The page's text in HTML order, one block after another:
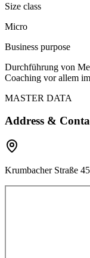
Size class
Micro
Business purpose
Durchführung von
Coaching vor allem
MASTER DATA
Address &
Krumbacher Straße